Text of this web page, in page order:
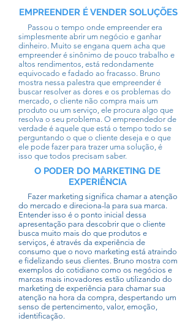
EMPREENDER É VENDER SOLUÇÕES
Passou o tempo onde empreender era
simplesmente abrir um negócio e ganhar
dinheiro. Muito se engana quem acha que
empreender é sinônimo de pouco trabalho e
altos rendimentos, está redondamente
equivocado e fadado ao fracasso. Bruno
mostra nessa palestra que empreender é
buscar resolver as dores e os problemas do
mercado, o cliente não compra mais um
produto ou um serviço, ele procura algo que
resolva o seu problema. O empreendedor de
verdade é aquele que está o tempo todo se
perguntando o que o cliente deseja e o que
ele pode fazer para trazer uma solução, é
isso que todos precisam saber.
O PODER DO MARKETING DE
EXPERIÊNCIA
Fazer marketing significa chamar a atenção
do mercado e direciona-la para sua marca.
Entender isso é o ponto inicial dessa
apresentação para descobrir que o cliente
busca muito mais do que produtos e
serviços, é através da experiência de
consumo que o novo marketing está atraindo
e fidelizando seus clientes. Bruno mostra com
exemplos do cotidiano como os negócios e
marcas mais inovadores estão utilizando do
marketing de experiência para chamar sua
atenção na hora da compra, despertando um
senso de pertencimento, valor, emoção,
identificação.